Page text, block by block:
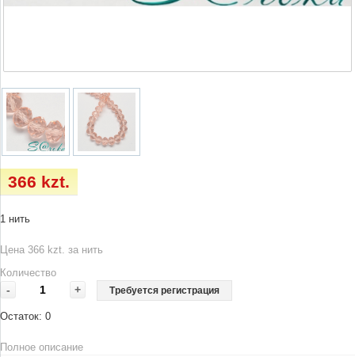
366 kzt.
1 нить
Цена 366 kzt. за нить
Количество
- + Требуется регистрация
Остаток: 0
Полное описание